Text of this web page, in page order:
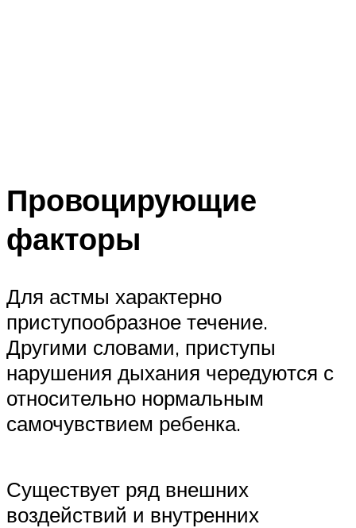
Провоцирующие
факторы
Для астмы характерно
приступообразное течение.
Другими словами, приступы
нарушения дыхания чередуются с
относительно нормальным
самочувствием ребенка.
Существует ряд внешних
воздействий и внутренних